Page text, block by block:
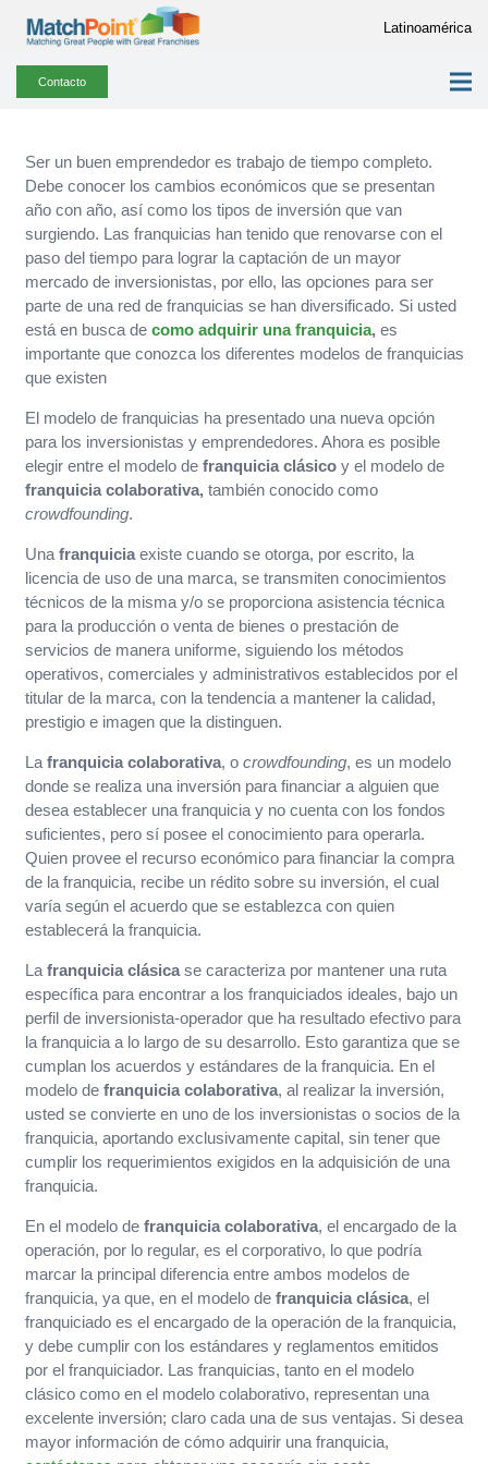
Latinoamérica
Contacto
Ser un buen emprendedor es trabajo de tiempo completo.
Debe conocer los cambios económicos que se presentan
año con año, así como los tipos de inversión que van
surgiendo. Las franquicias han tenido que renovarse con el
paso del tiempo para lograr la captación de un mayor
mercado de inversionistas, por ello, las opciones para ser
parte de una red de franquicias se han diversificado. Si usted
está en busca de como adquirir una franquicia, es
importante que conozca los diferentes modelos de franquicias
que existen
El modelo de franquicias ha presentado una nueva opción
para los inversionistas y emprendedores. Ahora es posible
elegir entre el modelo de franquicia clásicoy el modelo de
franquicia colaborativa, también conocido como
crowdfounding.
Una franquiciaexiste cuando se otorga, por escrito, la
licencia de uso de una marca, se transmiten conocimientos
técnicos de la misma y/o se proporciona asistencia técnica
para la producción o venta de bienes o prestación de
servicios de manera uniforme, siguiendo los métodos
operativos, comerciales y administrativos establecidos por el
titular de la marca, con la tendencia a mantener la calidad,
prestigio e imagen que la distinguen.
La franquicia colaborativa, o crowdfounding, es un modelo
donde se realiza una inversión para financiar a alguien que
desea establecer una franquicia y no cuenta con los fondos
suficientes, pero sí posee el conocimiento para operarla.
Quien provee el recurso económico para financiar la compra
de la franquicia, recibe un rédito sobre su inversión, el cual
varía según el acuerdo que se establezca con quien
establecerá la franquicia.
La franquicia clásicase caracteriza por mantener una ruta
específica para encontrar a los franquiciados ideales, bajo un
perfil de inversionista-operador que ha resultado efectivo para
la franquicia a lo largo de su desarrollo. Esto garantiza que se
cumplan los acuerdos y estándares de la franquicia. En el
modelo de franquicia colaborativa, al realizar la inversión,
usted se convierte en uno de los inversionistas o socios de la
franquicia, aportando exclusivamente capital, sin tener que
cumplir los requerimientos exigidos en la adquisición de una
franquicia.
En el modelo de franquicia colaborativa, el encargado de la
operación, por lo regular, es el corporativo, lo que podría
marcar la principal diferencia entre ambos modelos de
franquicia, ya que, en el modelo de franquicia clásica, el
franquiciado es el encargado de la operación de la franquicia,
y debe cumplir con los estándares y reglamentos emitidos
por el franquiciador. Las franquicias, tanto en el modelo
clásico como en el modelo colaborativo, representan una
excelente inversión; claro cada una de sus ventajas. Si desea
mayor información de cómo adquirir una franquicia,